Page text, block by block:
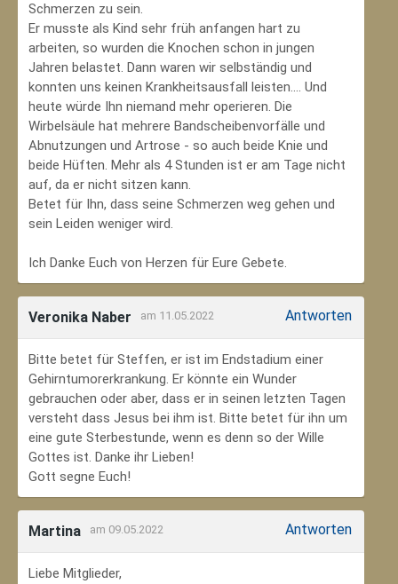
Schmerzen zu sein.
Er musste als Kind sehr früh anfangen hart zu
arbeiten, so wurden die Knochen schon in jungen
Jahren belastet. Dann waren wir selbständig und
konnten uns keinen Krankheitsausfall leisten.... Und
heute würde Ihn niemand mehr operieren. Die
Wirbelsäule hat mehrere Bandscheibenvorfälle und
Abnutzungen und Artrose - so auch beide Knie und
beide Hüften. Mehr als 4 Stunden ist er am Tage nicht
auf, da er nicht sitzen kann.
Betet für Ihn, dass seine Schmerzen weg gehen und
sein Leiden weniger wird.
Ich Danke Euch von Herzen für Eure Gebete.
Veronika Naber am 11.05.2022 Antworten
Bitte betet für Steffen, er ist im Endstadium einer
Gehirntumorerkrankung. Er könnte ein Wunder
gebrauchen oder aber, dass er in seinen letzten Tagen
versteht dass Jesus bei ihm ist. Bitte betet für ihn um
eine gute Sterbestunde, wenn es denn so der Wille
Gottes ist. Danke ihr Lieben!
Gott segne Euch!
Martina am 09.05.2022 Antworten
Liebe Mitglieder,